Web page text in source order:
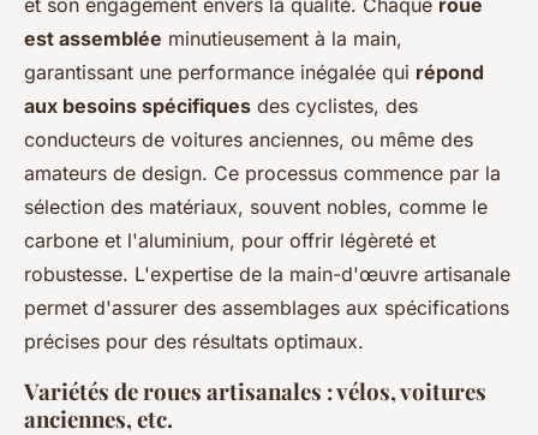
est assemblée minutieusement à la main,
garantissant une performance inégalée qui répond
aux besoins spécifiques des cyclistes, des
conducteurs de voitures anciennes, ou même des
amateurs de design. Ce processus commence par la
sélection des matériaux, souvent nobles, comme le
carbone et l'aluminium, pour offrir légèreté et
robustesse. L'expertise de la main-d'œuvre artisanale
permet d'assurer des assemblages aux spécifications
précises pour des résultats optimaux.
Variétés de roues artisanales : vélos, voitures
anciennes, etc.